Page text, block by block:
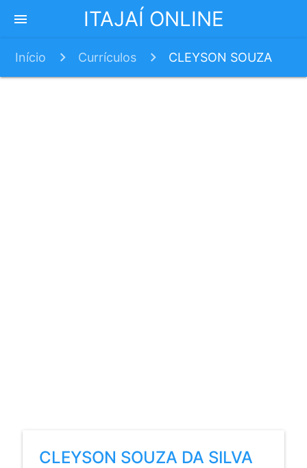
ITAJAÍ ONLINE
menu
Início Currículos CLEYSON SOUZA
CLEYSON SOUZA DA SILVA